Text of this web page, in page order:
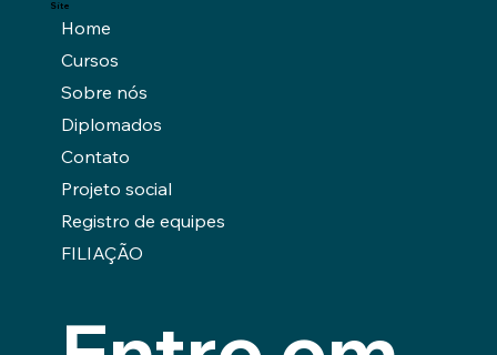
Site
Home
Cursos
Sobre nós
Diplomados
Contato
Projeto social
Registro de equipes
FILIAÇÃO